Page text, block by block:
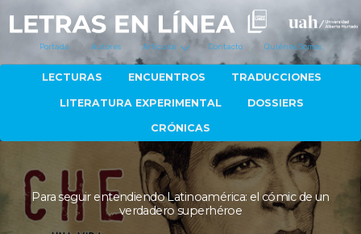
Portada Autores Artículos Contacto Quiénes Somos
LECTURAS ENCUENTROS TRADUCCIONES
LITERATURA EXPERIMENTAL DOSSIERS
CRÓNICAS
Para seguir entendiendo Latinoamérica: el cómic de un
verdadero superhéroe